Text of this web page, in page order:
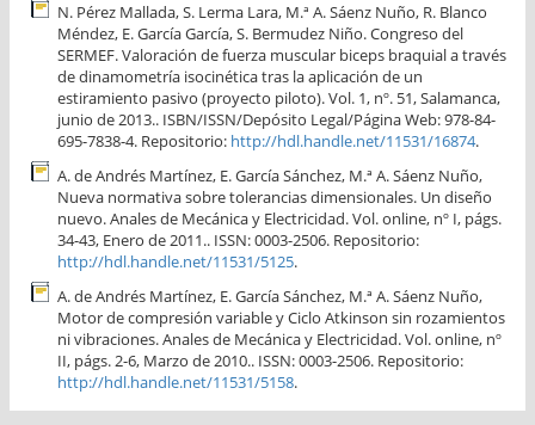
N. Pérez Mallada, S. Lerma Lara, M.ª A. Sáenz Nuño, R. Blanco
Méndez, E. García García, S. Bermudez Niño. Congreso del
SERMEF. Valoración de fuerza muscular biceps braquial a través
de dinamometría isocinética tras la aplicación de un
estiramiento pasivo (proyecto piloto). Vol. 1, nº. 51, Salamanca,
junio de 2013.. ISBN/ISSN/Depósito Legal/Página Web: 978-84-
695-7838-4. Repositorio: http://hdl.handle.net/11531/16874.
A. de Andrés Martínez, E. García Sánchez, M.ª A. Sáenz Nuño,
Nueva normativa sobre tolerancias dimensionales. Un diseño
nuevo. Anales de Mecánica y Electricidad. Vol. online, nº I, págs.
34-43, Enero de 2011.. ISSN: 0003-2506. Repositorio:
http://hdl.handle.net/11531/5125.
A. de Andrés Martínez, E. García Sánchez, M.ª A. Sáenz Nuño,
Motor de compresión variable y Ciclo Atkinson sin rozamientos
ni vibraciones. Anales de Mecánica y Electricidad. Vol. online, nº
II, págs. 2-6, Marzo de 2010.. ISSN: 0003-2506. Repositorio:
http://hdl.handle.net/11531/5158.